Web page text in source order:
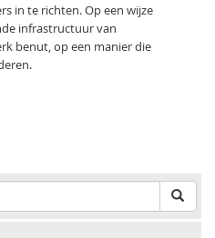
in te richten. Op een wijze
infrastructuur van
benut, op een manier die